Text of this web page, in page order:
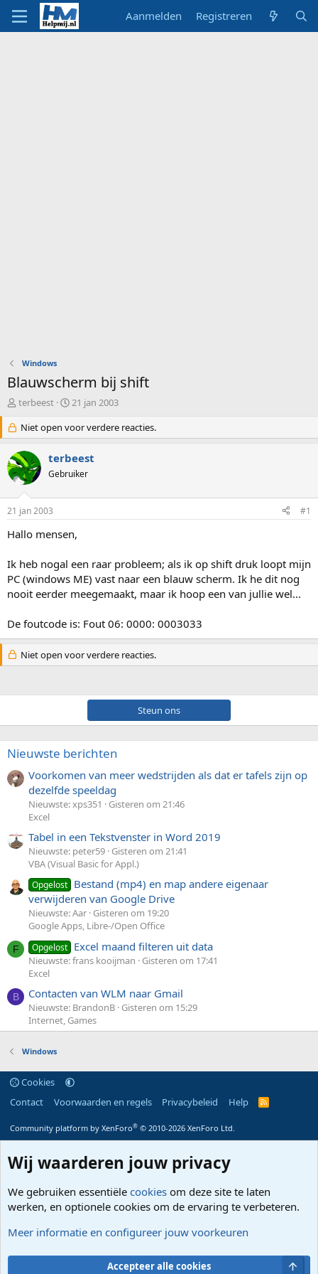
Aanmelden Registreren
Windows
Blauwscherm bij shift
O
d
e
r
w
e
p
s
t
a
t
e
r
terbeest
S
a
r
d
a
m
21 jan 2003
Niet open voor verdere reacties.
terbeest
Gebruiker
21 jan 2003 #1
Hallo mensen,
Ik heb nogal een raar probleem; als ik op shift druk loopt mijn
PC (windows ME) vast naar een blauw scherm. Ik he dit nog
nooit eerder meegemaakt, maar ik hoop een van jullie wel...
De foutcode is: Fout 06: 0000: 0003033
Niet open voor verdere reacties.
Steun ons
Nieuwste berichten
Voorkomen van meer wedstrijden als dat er tafels zijn op
dezelfde speeldag
Nieuwste: xps351
Gisteren om 21:46
Excel
Tabel in een Tekstvenster in Word 2019
Nieuwste: peter59 Gisteren om 21:41
VBA (Visual Basic for Appl.)
Opgelost Bestand (mp4) en map andere eigenaar
verwijderen van Google Drive
Nieuwste: Aar Gisteren om 19:20
Google Apps, Libre-/Open Office
F Opgelost Excel maand filteren uit data
Nieuwste: frans kooijman
Gisteren om 17:41
Excel
B Contacten van WLM naar Gmail
Nieuwste: BrandonB Gisteren om 15:29
Internet, Games
Windows
Cookies
Contact
Voorwaarden en regels Privacybeleid Help
R
Community platform by XenForo® © 2010-2026 XenForo Ltd.
Wij waarderen jouw privacy
We gebruiken essentiële cookies om deze site te laten
werken, en optionele cookies om de ervaring te verbeteren.
Meer informatie en configureer jouw voorkeuren
Accepteer alle cookies